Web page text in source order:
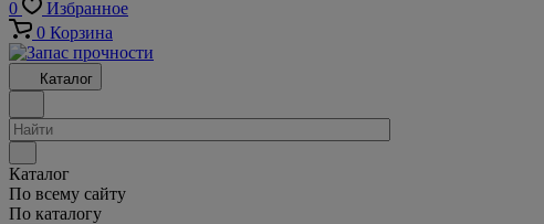
0
Избранное
0 Корзина
Каталог
Каталог
По всему сайту
По каталогу